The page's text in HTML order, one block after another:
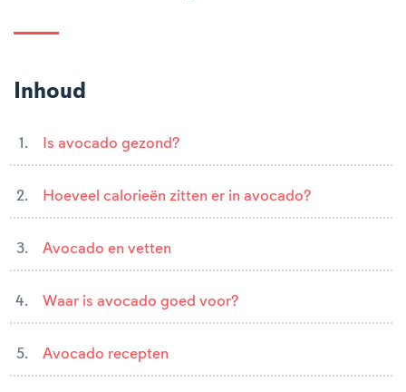
Inhoud
Is avocado gezond?
Hoeveel calorieën zitten er in avocado?
Avocado en vetten
Waar is avocado goed voor?
Avocado recepten